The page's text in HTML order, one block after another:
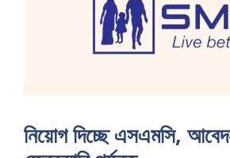
নিয়োগ দিচ্ছে এসএমসি,